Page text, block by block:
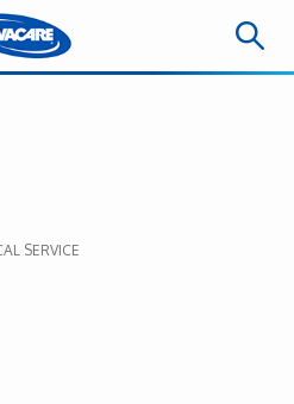
SERVICE